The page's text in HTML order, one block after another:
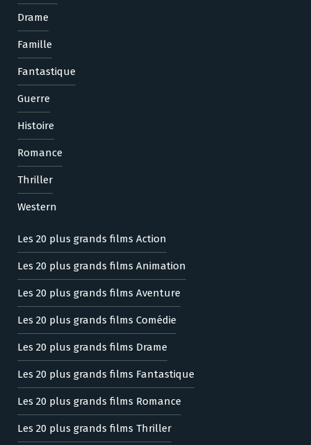
Drame
Famille
Fantastique
Guerre
Histoire
Romance
Thriller
Western
Les 20 plus grands films Action
Les 20 plus grands films Animation
Les 20 plus grands films Aventure
Les 20 plus grands films Comédie
Les 20 plus grands films Drame
Les 20 plus grands films Fantastique
Les 20 plus grands films Romance
Les 20 plus grands films Thriller